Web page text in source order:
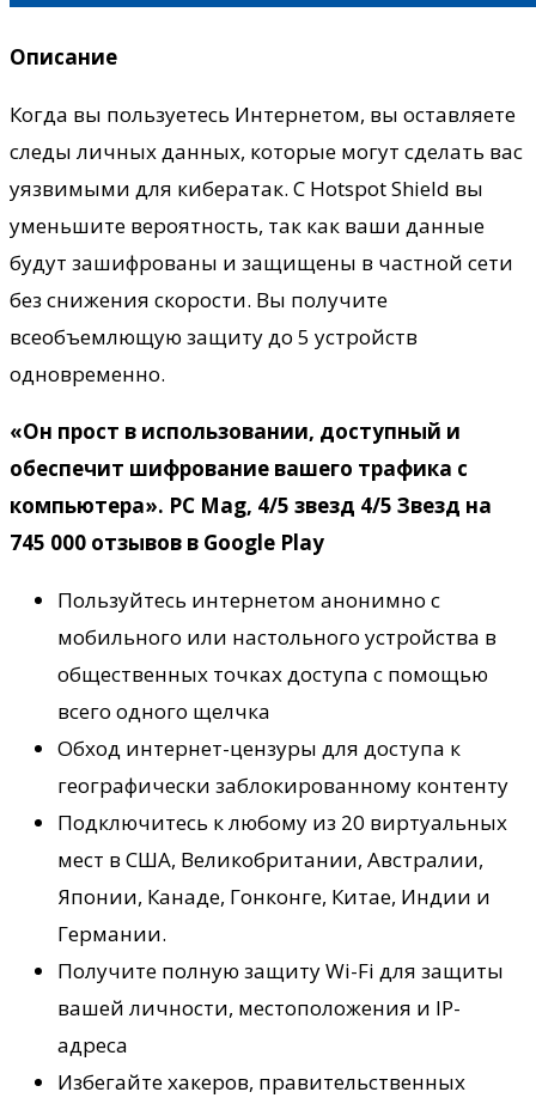
Описание
Когда вы пользуетесь Интернетом, вы оставляете
следы личных данных, которые могут сделать вас
уязвимыми для кибератак. С Hotspot Shield вы
уменьшите вероятность, так как ваши данные
будут зашифрованы и защищены в частной сети
без снижения скорости. Вы получите
всеобъемлющую защиту до 5 устройств
одновременно.
«Он прост в использовании, доступный и
обеспечит шифрование вашего трафика с
компьютера». PC Mag, 4/5 звезд 4/5 Звезд на
745 000 отзывов в Google Play
Пользуйтесь интернетом анонимно с
мобильного или настольного устройства в
общественных точках доступа с помощью
всего одного щелчка
Обход интернет-цензуры для доступа к
географически заблокированному контенту
Подключитесь к любому из 20 виртуальных
мест в США, Великобритании, Австралии,
Японии, Канаде, Гонконге, Китае, Индии и
Германии.
Получите полную защиту Wi-Fi для защиты
вашей личности, местоположения и IP-
адреса
Избегайте хакеров, правительственных